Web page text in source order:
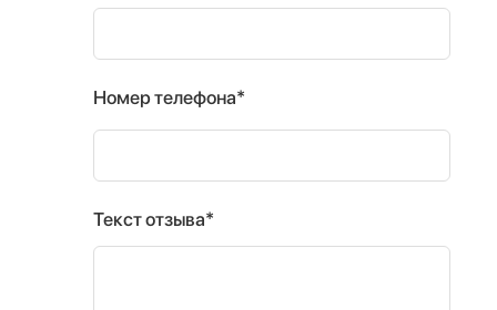
Номер телефона*
Текст отзыва*